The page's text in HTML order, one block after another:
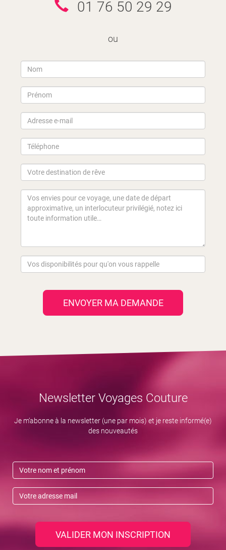
01 76 50 29 29
ou
ENVOYER MA DEMANDE
Newsletter Voyages Couture
Je m’abonne à la newsletter (une par mois) et je reste informé(e)
des nouveautés
VALIDER MON INSCRIPTION